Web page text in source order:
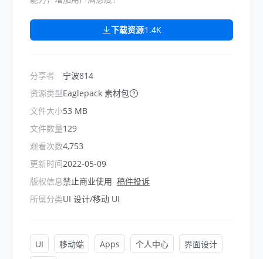
下载资源1.4K
分享者
资源类型
文件大小
文件数量
观看次数
更新时间
版权信息
所属分类
宁波814
Eaglepack 素材包
53 MB
129
4,753
2022-05-09
禁止商业使用 稿件投诉
UI 设计/移动 UI
UI 移动端 Apps 个人中心
界面设计